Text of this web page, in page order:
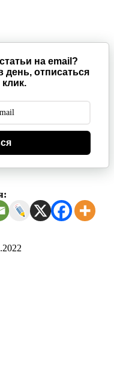
на email?
день, отписаться